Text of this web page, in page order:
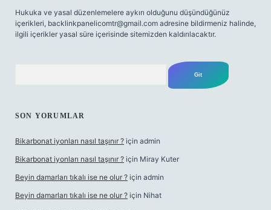
Hukuka ve yasal düzenlemelere aykırı olduğunu düşündüğünüz
içerikleri, backlinkpanelicomtr@gmail.com adresine bildirmeniz halinde,
ilgili içerikler yasal süre içerisinde sitemizden kaldırılacaktır.
SON YORUMLAR
Bikarbonat iyonları nasıl taşınır ? için admin
Bikarbonat iyonları nasıl taşınır ? için Miray Kuter
Beyin damarları tıkalı ise ne olur ? için admin
Beyin damarları tıkalı ise ne olur ? için Nihat